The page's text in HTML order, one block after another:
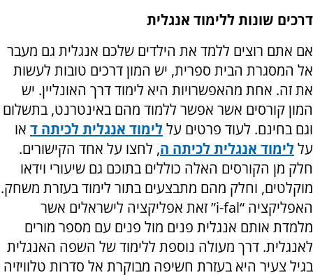
דרכים שונות ללימוד אנגלית
אם אתם רוצים ללמד את הילדים שלכם אנגלית גם מעבר
אל המסגרת הבית ספרית, יש המון דרכים טובות לעשות
את זה. אחת מהאפשרויות היא לימוד דרך האונליין. יש
המון קורסים אשר אפשר ללמוד מהם באינטרנט, בתשלום
וגם בחינם. לעוד פרטים עללימוד אנגלית לכיתה ד או
עללימוד אנגלית לכיתה ה, לחצו על אחד הקישורים.
חלק מן הקורסים האלה כוללים בתוכם גם שיעורי וידאו
מוקלטים, וחלק מהם מתבצעים בתור לימוד בעזרת משחק.
האפליקציה “i-fal” זאת אפליקציה לישראלים אשר
מלמדת אותם אנגלית פנים מול פנים עם מספר מורים
לאנגלית. דרך מעולה נוספת ללימוד של השפה האנגלית
בגיל צעיר היא בעזרת חשיפה מבוקרת אל סדרות טלוויזיה